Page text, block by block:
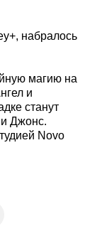
набралось
магию на
и
станут
Джонс.
Novo